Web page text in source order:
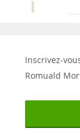
Inscrivez-
Romuald